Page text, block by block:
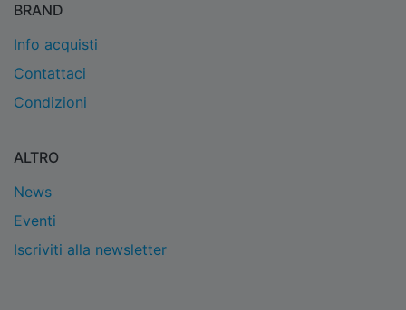
BRAND
Info acquisti
Contattaci
Condizioni
ALTRO
News
Eventi
Iscriviti alla newsletter